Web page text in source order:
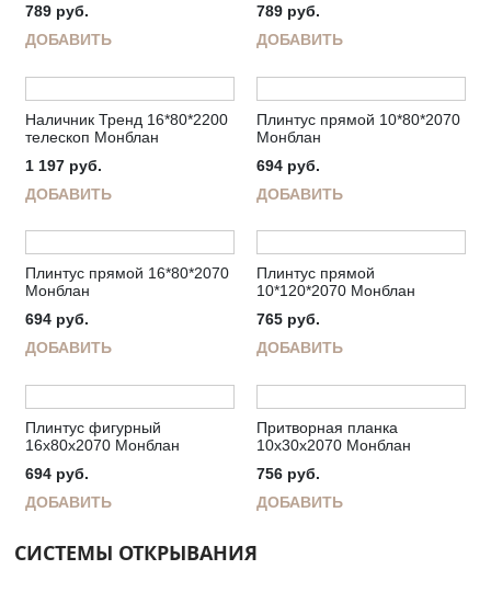
789 руб.
ДОБАВИТЬ
789 руб.
ДОБАВИТЬ
Наличник Тренд 16*80*2200
телескоп Монблан
1 197 руб.
ДОБАВИТЬ
Плинтус прямой 10*80*2070
Монблан
694 руб.
ДОБАВИТЬ
Плинтус прямой 16*80*2070
Монблан
694 руб.
ДОБАВИТЬ
Плинтус прямой
10*120*2070 Монблан
765 руб.
ДОБАВИТЬ
Плинтус фигурный
16х80х2070 Монблан
694 руб.
ДОБАВИТЬ
Притворная планка
10х30х2070 Монблан
756 руб.
ДОБАВИТЬ
СИСТЕМЫ ОТКРЫВАНИЯ